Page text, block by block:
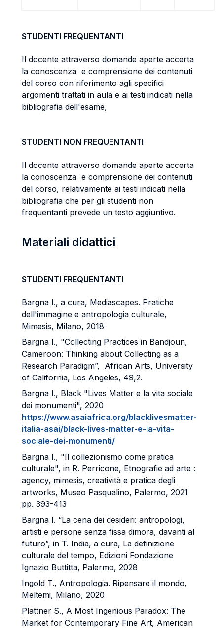
STUDENTI FREQUENTANTI
Il docente attraverso domande aperte accerta
la conoscenza e comprensione dei contenuti
del corso con riferimento agli specifici
argomenti trattati in aula e ai testi indicati nella
bibliografia dell'esame,
STUDENTI NON FREQUENTANTI
Il docente attraverso domande aperte accerta
la conoscenza e comprensione dei contenuti
del corso, relativamente ai testi indicati nella
bibliografia che per gli studenti non
frequentanti prevede un testo aggiuntivo.
Materiali didattici
STUDENTI FREQUENTANTI
Bargna I., a cura, Mediascapes. Pratiche
dell'immagine e antropologia culturale,
Mimesis, Milano, 2018
Bargna I., "Collecting Practices in Bandjoun,
Cameroon: Thinking about Collecting as a
Research Paradigm”, African Arts, University
of California, Los Angeles, 49,2.
Bargna I., Black "Lives Matter e la vita sociale
dei monumenti", 2020
https://www.asaiafrica.org/blacklivesmatter-
italia-asai/black-lives-matter-e-la-vita-
sociale-dei-monumenti/
Bargna I., "Il collezionismo come pratica
culturale", in R. Perricone, Etnografie ad arte :
agency, mimesis, creatività e pratica degli
artworks, Museo Pasqualino, Palermo, 2021
pp. 393-413
Bargna I. “La cena dei desideri: antropologi,
artisti e persone senza fissa dimora, davanti al
futuro”, in T. India, a cura, La definizione
culturale del tempo, Edizioni Fondazione
Ignazio Buttitta, Palermo, 2028
Ingold T., Antropologia. Ripensare il mondo,
Meltemi, Milano, 2020
Plattner S., A Most Ingenious Paradox: The
Market for Contemporary Fine Art, American